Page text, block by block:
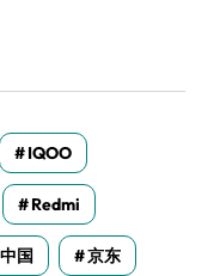
IQOO
Redmi
中国 京东